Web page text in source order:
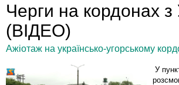
Черги на кордонах
(ВІДЕО)
Ажіотаж на українсько-угорському
У